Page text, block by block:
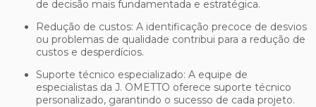
de decisão mais fundamentada e estratégica.
Redução de custos: A identificação precoce de desvios
ou problemas de qualidade contribui para a redução de
custos e desperdícios.
Suporte técnico especializado: A equipe de
especialistas da J. OMETTO oferece suporte técnico
personalizado, garantindo o sucesso de cada projeto.